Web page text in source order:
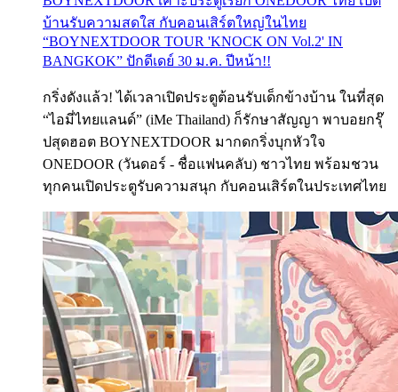
บ้านรับความสดใส กับคอนเสิร์ตใหญ่ในไทย
“BOYNEXTDOOR TOUR 'KNOCK ON Vol.2' IN
BANGKOK” ปักดีเดย์ 30 ม.ค. ปีหน้า!!
กริ่งดังแล้ว! ได้เวลาเปิดประตูต้อนรับเด็กข้างบ้าน ในที่สุด
“ไอมี่ไทยแลนด์” (iMe Thailand) ก็รักษาสัญญา พาบอยกรุ๊
ปสุดฮอต BOYNEXTDOOR มากดกริ่งบุกหัวใจ
ONEDOOR (วันดอร์ - ชื่อแฟนคลับ) ชาวไทย พร้อมชวน
ทุกคนเปิดประตูรับความสนุก กับคอนเสิร์ตในประเทศไทย